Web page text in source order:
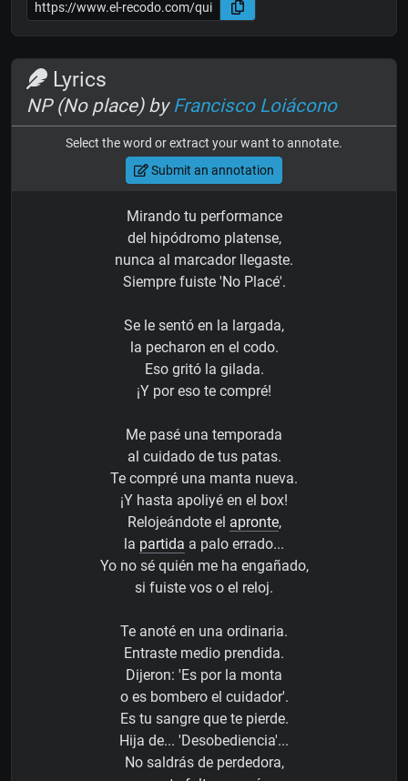
Lyrics
NP (No place) byFrancisco Loiácono
Select the word or extract your want to annotate.
Submit an annotation
Mirando tu performance
del hipódromo platense,
nunca al marcador llegaste.
Siempre fuiste 'No Placé'.
Se le sentó en la largada,
la pecharon en el codo.
Eso gritó la gilada.
¡Y por eso te compré!
Me pasé una temporada
al cuidado de tus patas.
Te compré una manta nueva.
¡Y hasta apoliyé en el box!
Relojeándote el apronte,
la partida a palo errado...
Yo no sé quién me ha engañado,
si fuiste vos o el reloj.
Te anoté en una ordinaria.
Entraste medio prendida.
Dijeron: 'Es por la monta
o es bombero el cuidador'.
Es tu sangre que te pierde.
Hija de... 'Desobediencia'...
No saldrás de perdedora,